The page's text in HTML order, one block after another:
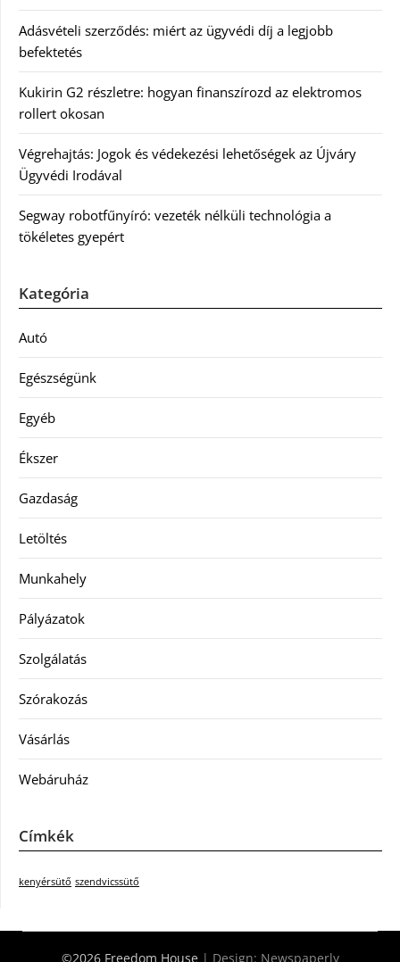
Adásvételi szerződés: miért az ügyvédi díj a legjobb
befektetés
Kukirin G2 részletre: hogyan finanszírozd az elektromos
rollert okosan
Végrehajtás: Jogok és védekezési lehetőségek az Újváry
Ügyvédi Irodával
Segway robotfűnyíró: vezeték nélküli technológia a
tökéletes gyepért
Kategória
Autó
Egészségünk
Egyéb
Ékszer
Gazdaság
Letöltés
Munkahely
Pályázatok
Szolgálatás
Szórakozás
Vásárlás
Webáruház
Címkék
kenyérsütő szendvicssütő
©2026 Freedom House | Design: Newspaperly